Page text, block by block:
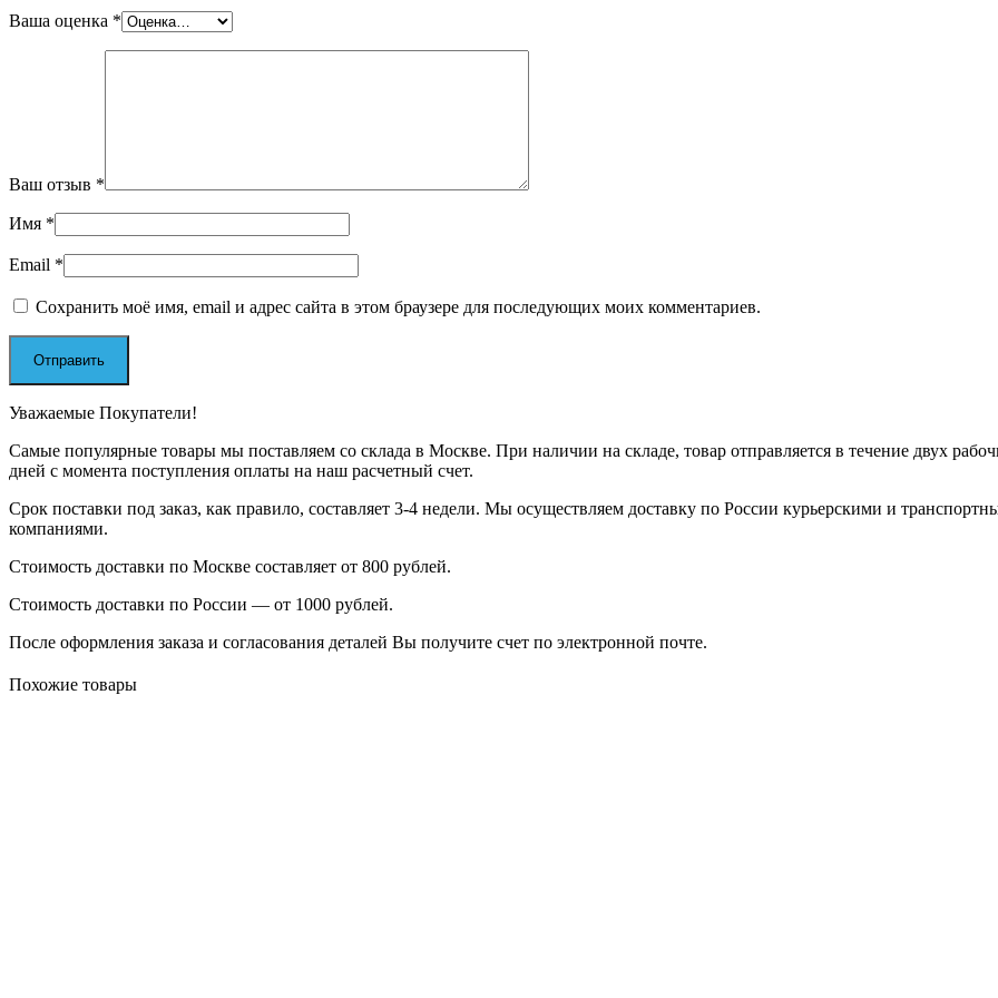
Ваша оценка *
Ваш отзыв *
Имя *
Email *
Сохранить моё имя, email и адрес сайта в этом браузере для последующих моих комментариев.
Уважаемые Покупатели!
Самые популярные товары мы поставляем со склада в Москве. При наличии на складе, товар отправляется в течение двух
дней с момента поступления оплаты на наш расчетный счет.
Срок поставки под заказ, как правило, составляет 3-4 недели. Мы осуществляем доставку по России курьерскими и
компаниями.
Стоимость доставки по Москве составляет от 800 рублей.
Стоимость доставки по России — от 1000 рублей.
После оформления заказа и согласования деталей Вы получите счет по электронной почте.
Похожие товары